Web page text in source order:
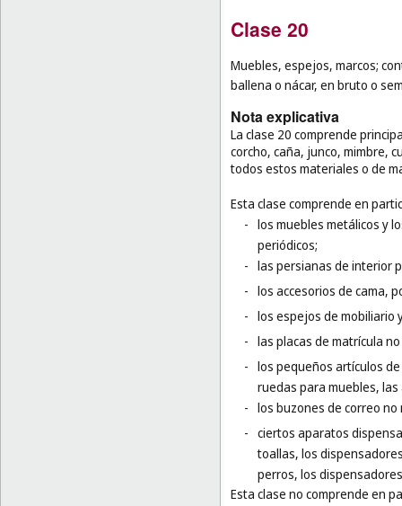
Clase 20
Muebles, espejos, marcos;
ballena o nácar, en bruto o
Nota explicativa
La clase 20 comprende
corcho, caña, junco, mimbre,
todos estos materiales o de
Esta clase comprende en
- los muebles metálicos y
periódicos;
- las persianas de interior
- los accesorios de cama,
- los espejos de mobiliario
- las placas de matrícula
- los pequeños artículos
ruedas para muebles,
- los buzones de correo no
- ciertos aparatos
toallas, los
perros, los
Esta clase no comprende en